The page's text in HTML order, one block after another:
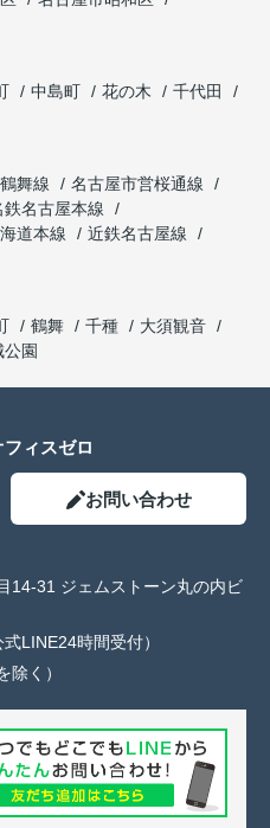
中島町 花の木
千代田
舞線
名古屋市営桜通線
鉄名古屋本線
道本線
近鉄名古屋線
鶴舞 千種
大須観音
公園
ィスゼロ
お問い合わせ
14-31 ジェムストーン丸の内ビ
LINE24時間受付）
除く）